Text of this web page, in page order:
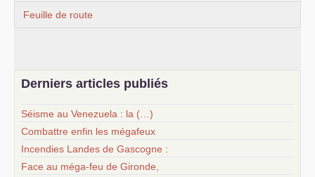
Feuille de route
Derniers articles publiés
Séisme au Venezuela : la (…)
Combattre enfin les mégafeux
Incendies Landes de Gascogne :
Face au méga-feu de Gironde,